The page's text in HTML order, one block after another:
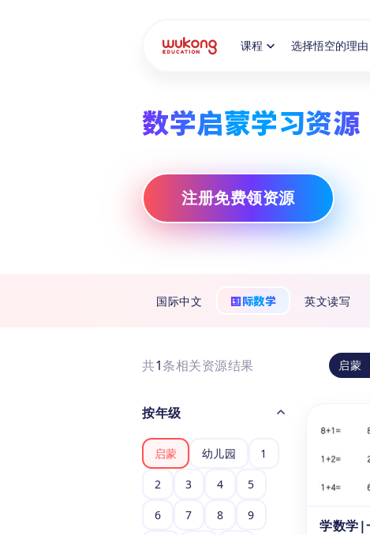
课程 选择悟空的理由
数学启蒙学习资源
注册免费领资源
国际中文 国际数学 英文读写
共1条相关资源结果 启蒙
按年级
启蒙 幼儿园 1
2 3 4 5
6 7 8 9
学数学|